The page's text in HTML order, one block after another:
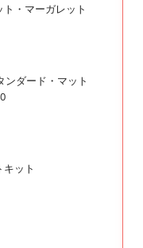
・マーガレット
ンダード・マット
ット